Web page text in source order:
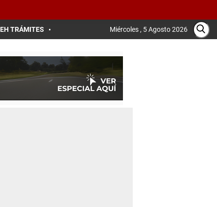
EH TRÁMITES Miércoles , 5 Agosto 2026